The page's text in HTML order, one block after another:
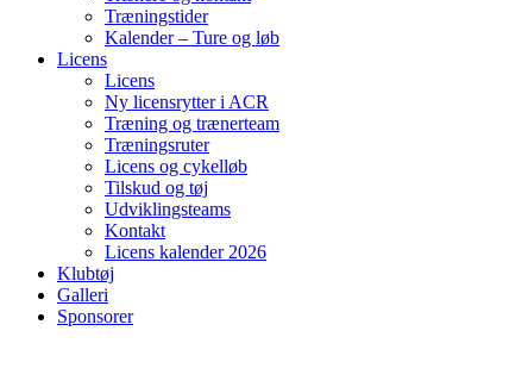
Træningstider
Kalender – Ture og løb
Licens
Licens
Ny licensrytter i ACR
Træning og trænerteam
Træningsruter
Licens og cykelløb
Tilskud og tøj
Udviklingsteams
Kontakt
Licens kalender 2026
Klubtøj
Galleri
Sponsorer